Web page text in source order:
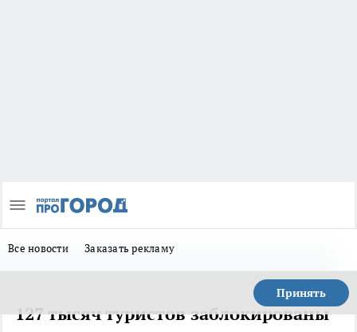
Все новости Заказать рекламу
Принять
127 тысяч туристов заблокированы